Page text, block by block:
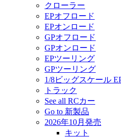
クローラー
EPオフロード
EPオンロード
GPオフロード
GPオンロード
EPツーリング
GPツーリング
1/8ビッグスケール
トラック
See all RCカー
Go to 新製品
2026年10月発売
キット